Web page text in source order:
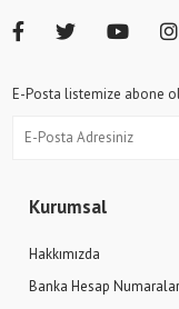
Kurumsal
Hakkımızda
Banka Hesap
E-Posta listemize abone